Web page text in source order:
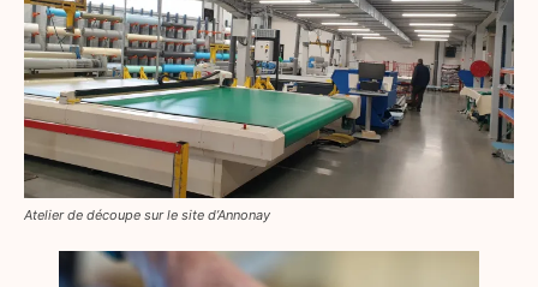
Atelier de découpe sur le site d’Annonay